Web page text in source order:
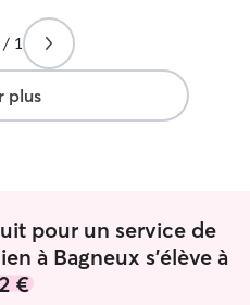
/ 1
plus
pour un service de
à Bagneux s'élève à
€